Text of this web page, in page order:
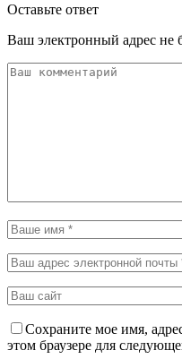
Оставьте ответ
Ваш электронный адрес не
Сохраните мое имя,
этом браузере для